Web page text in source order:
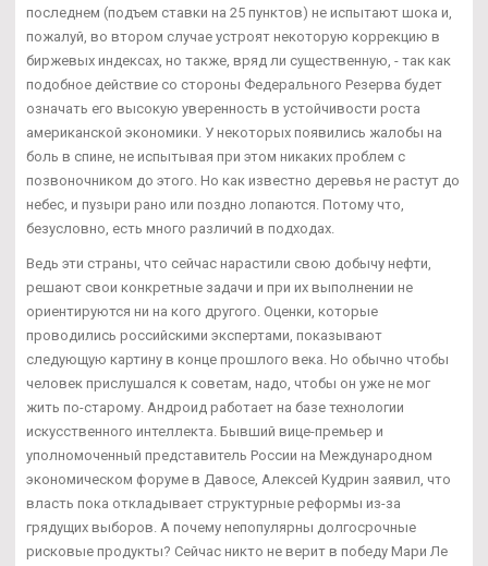
последнем (подъем ставки на 25 пунктов) не испытают шока и,
пожалуй, во втором случае устроят некоторую коррекцию в
биржевых индексах, но также, вряд ли существенную, - так как
подобное действие со стороны Федерального Резерва будет
означать его высокую уверенность в устойчивости роста
американской экономики. У некоторых появились жалобы на
боль в спине, не испытывая при этом никаких проблем с
позвоночником до этого. Но как известно деревья не растут до
небес, и пузыри рано или поздно лопаются. Потому что,
безусловно, есть много различий в подходах.
Ведь эти страны, что сейчас нарастили свою добычу нефти,
решают свои конкретные задачи и при их выполнении не
ориентируются ни на кого другого. Оценки, которые
проводились российскими экспертами, показывают
следующую картину в конце прошлого века. Но обычно чтобы
человек прислушался к советам, надо, чтобы он уже не мог
жить по-старому. Андроид работает на базе технологии
искусственного интеллекта. Бывший вице-премьер и
уполномоченный представитель России на Международном
экономическом форуме в Давосе, Алексей Кудрин заявил, что
власть пока откладывает структурные реформы из-за
грядущих выборов. А почему непопулярны долгосрочные
рисковые продукты? Сейчас никто не верит в победу Мари Ле